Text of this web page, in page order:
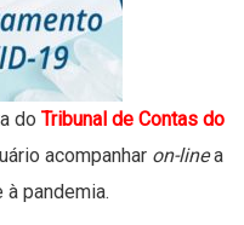
do Tribunal de Contas do
acompanhar on-linea
pandemia.